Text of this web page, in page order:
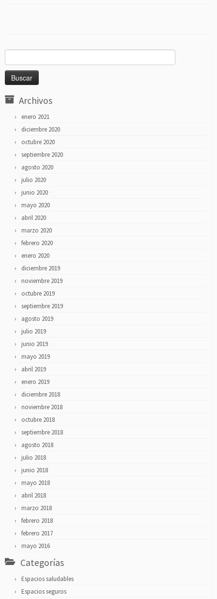
Archivos
enero 2021
diciembre 2020
octubre 2020
septiembre 2020
agosto 2020
julio 2020
junio 2020
mayo 2020
abril 2020
marzo 2020
febrero 2020
enero 2020
diciembre 2019
noviembre 2019
octubre 2019
septiembre 2019
agosto 2019
julio 2019
junio 2019
mayo 2019
abril 2019
enero 2019
diciembre 2018
noviembre 2018
octubre 2018
septiembre 2018
agosto 2018
julio 2018
junio 2018
mayo 2018
abril 2018
marzo 2018
febrero 2018
febrero 2017
mayo 2016
Categorías
Espacios saludables
Espacios seguros